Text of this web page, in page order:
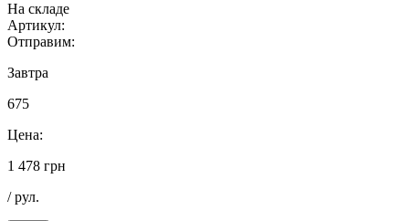
На складе
Артикул:
Отправим:
Завтра
675
Цена:
1 478 грн
/ рул.